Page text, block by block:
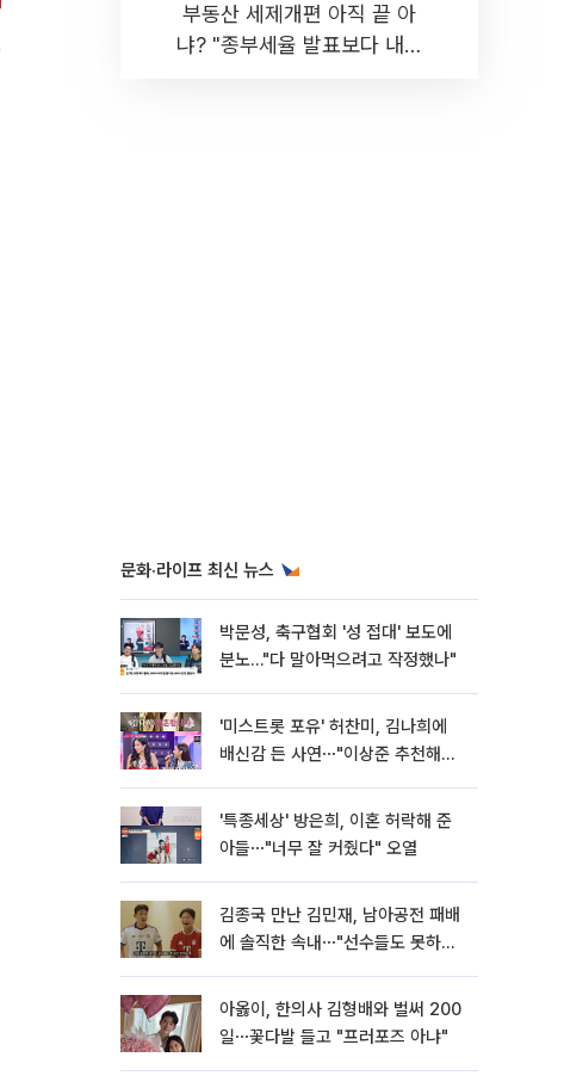
부동산 세제개편 아직 끝 아
냐? "종부세율 발표보다 내릴
문화·라이프 최신 뉴스
박문성, 축구협회 '성 접대' 보도에
분노…"다 말아먹으려고 작정했나"
'미스트롯 포유' 허찬미, 김나희에
배신감 든 사연⋯"이상준 추천해주
'특종세상' 방은희, 이혼 허락해 준
아들⋯"너무 잘 커줬다" 오열
김종국 만난 김민재, 남아공전 패배
에 솔직한 속내⋯"선수들도 못하긴
아옳이, 한의사 김형배와 벌써 200
일⋯꽃다발 들고 "프러포즈 아냐"